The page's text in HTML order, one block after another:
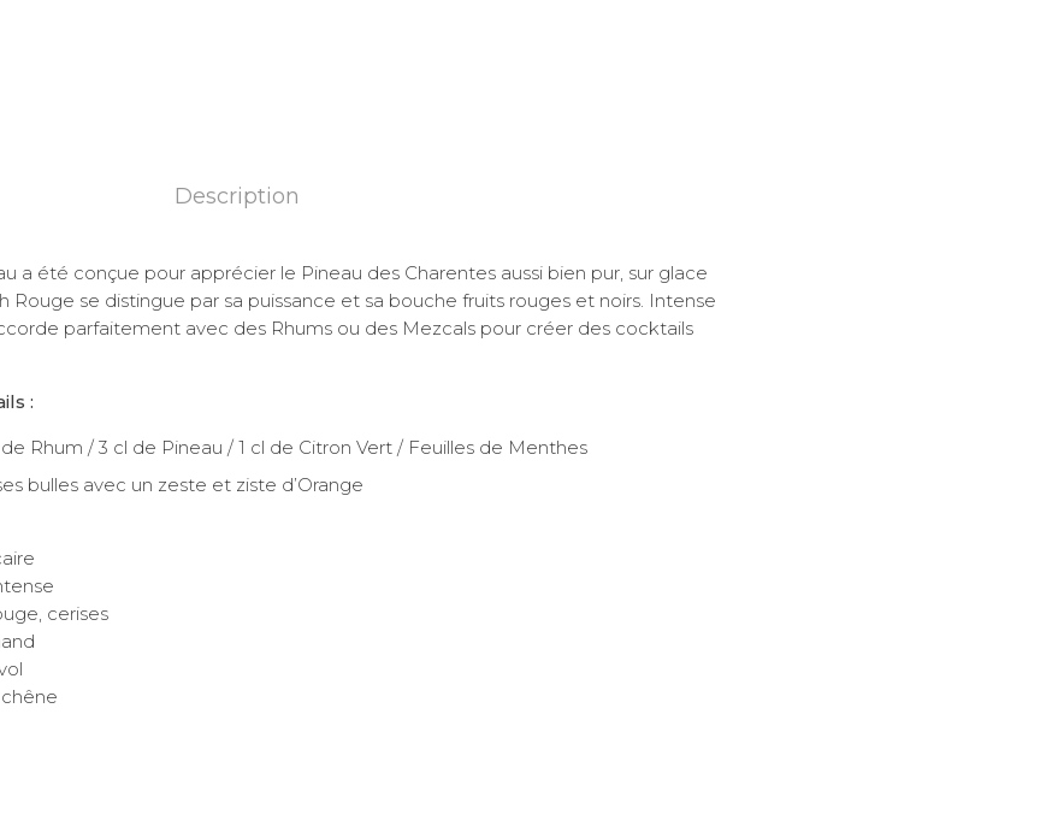
Description
a été conçue pour apprécier le Pineau des Charentes aussi bien pur, sur glace
Rouge se distingue par sa puissance et sa bouche fruits rouges et noirs. Intense
parfaitement avec des Rhums ou des Mezcals pour créer des cocktails
:
Rhum / 3 cl de Pineau / 1 cl de Citron Vert / Feuilles de Menthes
bulles avec un zeste et ziste d’Orange
cerises